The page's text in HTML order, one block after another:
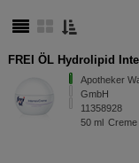
FREI ÖL Hydrolipid
Apotheker
GmbH
11358928
50 ml Creme